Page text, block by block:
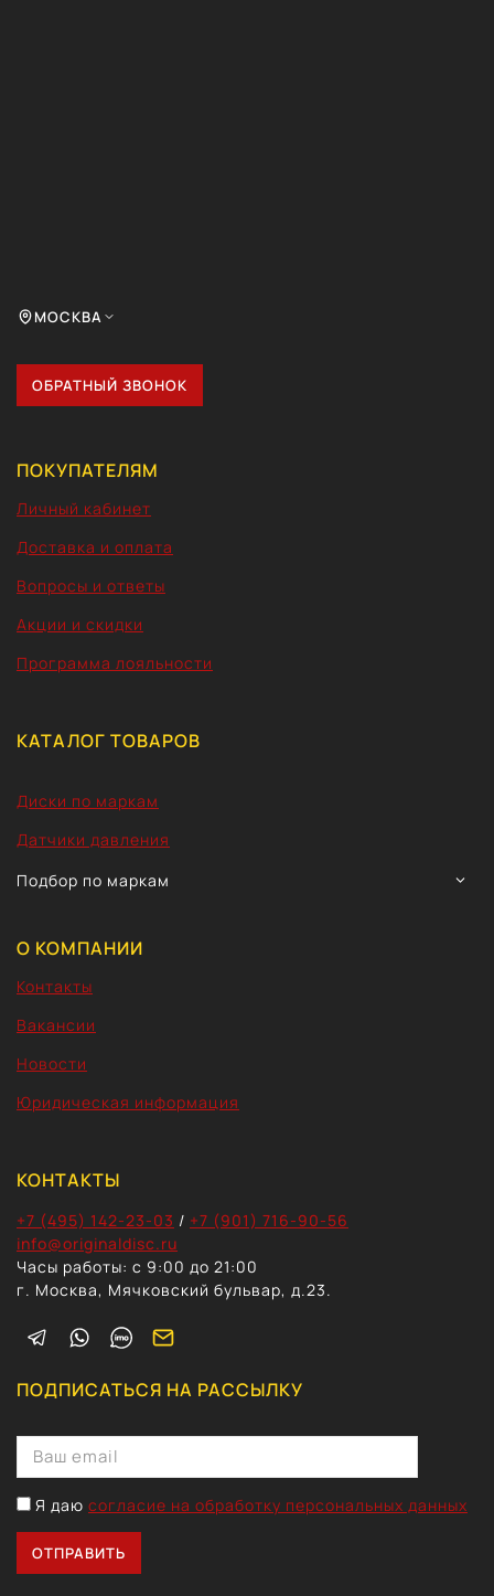
МОСКВА
ОБРАТНЫЙ ЗВОНОК
ПОКУПАТЕЛЯМ
Личный кабинет
Доставка и оплата
Вопросы и ответы
Акции и скидки
Программа лояльности
КАТАЛОГ ТОВАРОВ
Диски по маркам
Датчики давления
Подбор по маркам
О КОМПАНИИ
Контакты
Вакансии
Новости
Юридическая информация
КОНТАКТЫ
+7 (495) 142-23-03 / +7 (901) 716-90-56
info@originaldisc.ru
Часы работы: с 9:00 до 21:00
г. Москва, Мячковский бульвар, д.23.
ПОДПИСАТЬСЯ НА РАССЫЛКУ
Я даю согласие на обработку персональных данных